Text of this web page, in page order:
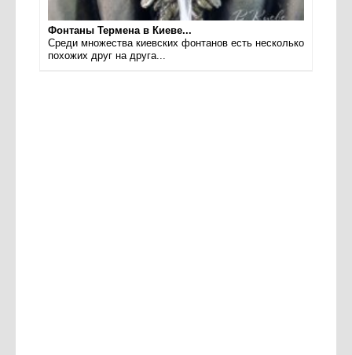
Фонтаны Термена в Киеве...
Среди множества киевских фонтанов есть несколько
похожих друг на друга...